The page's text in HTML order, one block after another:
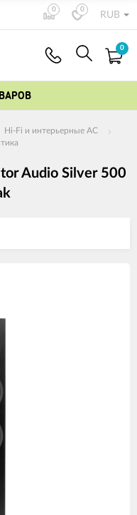
0 0
RUB
0
Hi-Fi и интерьерные АС
Audio Silver 500